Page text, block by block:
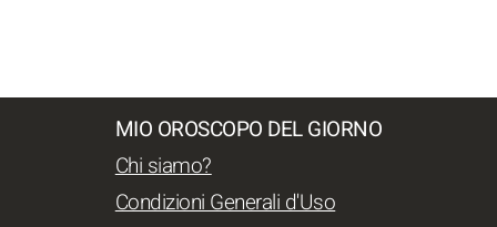
MIO OROSCOPO DEL GIORNO
Chi siamo?
Condizioni Generali d'Uso